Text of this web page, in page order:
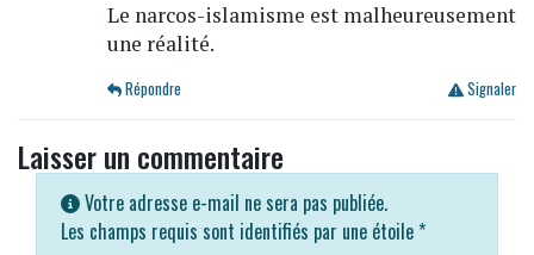
Le narcos-islamisme est malheureusement
une réalité.
Signaler
Répondre
Laisser un commentaire
Votre adresse e-mail ne sera pas publiée.
Les champs requis sont identifiés par une étoile *